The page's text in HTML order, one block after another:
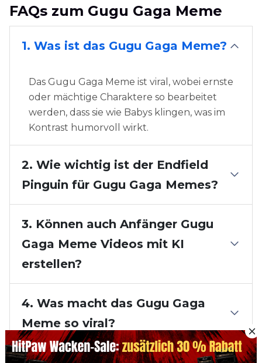
FAQs zum Gugu Gaga Meme
1. Was ist das Gugu Gaga Meme?
Das Gugu Gaga Meme ist viral, wobei ernste
oder mächtige Charaktere so bearbeitet
werden, dass sie wie Babys klingen, was im
Kontrast humorvoll wirkt.
2. Wie wichtig ist der Endfield
Pinguin für Gugu Gaga Memes?
3. Können auch Anfänger Gugu
Gaga Meme Videos mit KI
erstellen?
4. Was macht das Gugu Gaga
Meme so viral?
Fazit